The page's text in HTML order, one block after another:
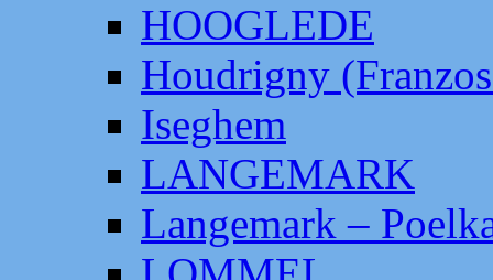
HOOGLEDE
Houdrigny
Iseghem
LANGEMARK
Langemark –